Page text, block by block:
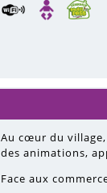
Au cœur du
des animations,
Face aux